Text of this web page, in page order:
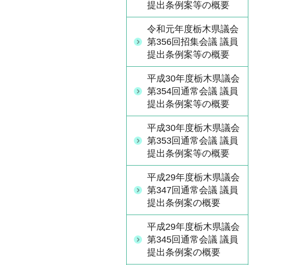
提出条例案等の概要
令和元年度栃木県議会
第356回招集会議 議員
提出条例案等の概要
平成30年度栃木県議会
第354回通常会議 議員
提出条例案等の概要
平成30年度栃木県議会
第353回通常会議 議員
提出条例案等の概要
平成29年度栃木県議会
第347回通常会議 議員
提出条例案の概要
平成29年度栃木県議会
第345回通常会議 議員
提出条例案の概要